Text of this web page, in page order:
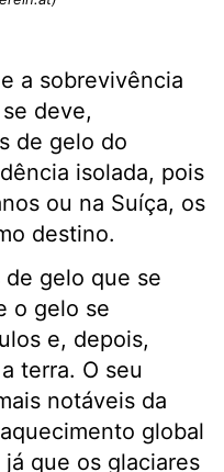
a sobrevivência
deve,
de gelo do
isolada, pois
ou na Suíça, os
destino.
de gelo que se
o gelo se
e, depois,
terra. O seu
notáveis da
global
que os glaciares